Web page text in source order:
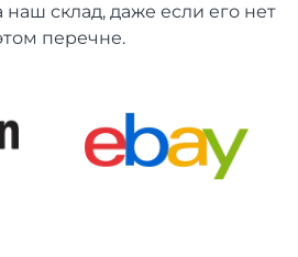
наш склад, даже если его нет
перечне.